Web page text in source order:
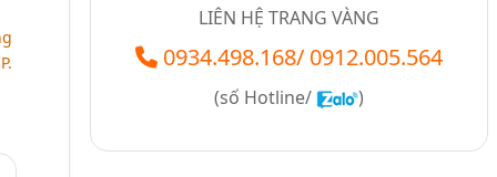
LIÊN HỆ TRANG VÀNG
0934.498.168/ 0912.005.564
(số Hotline/ )